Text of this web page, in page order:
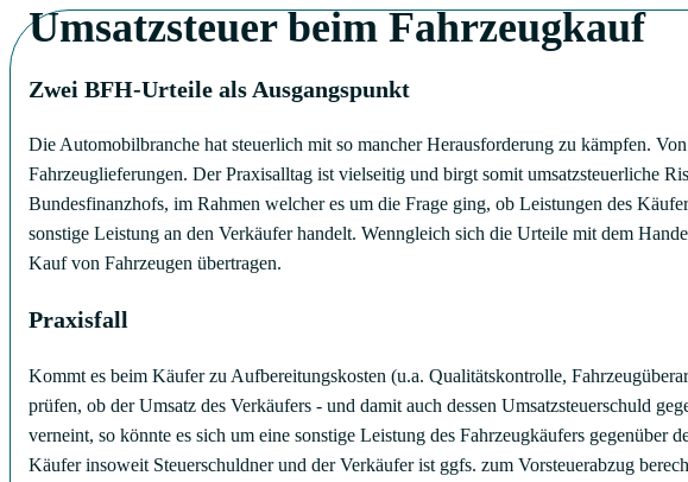
Umsatzsteuer beim Fahrzeugkauf
Zwei BFH-Urteile als Ausgangspunkt
Die Automobilbranche hat steuerlich mit so mancher Herausforderung zu kämpfen.
Fahrzeuglieferungen. Der Praxisalltag ist vielseitig und birgt somit umsatzsteuerliche
Bundesfinanzhofs, im Rahmen welcher es um die Frage ging, ob Leistungen des
sonstige Leistung an den Verkäufer handelt. Wenngleich sich die Urteile mit dem
Kauf von Fahrzeugen übertragen.
Praxisfall
Kommt es beim Käufer zu Aufbereitungskosten (u.a. Qualitätskontrolle,
prüfen, ob der Umsatz des Verkäufers - und damit auch dessen Umsatzsteuerschuld
verneint, so könnte es sich um eine sonstige Leistung des Fahrzeugkäufers
Käufer insoweit Steuerschuldner und der Verkäufer ist ggfs. zum Vorsteuerabzug